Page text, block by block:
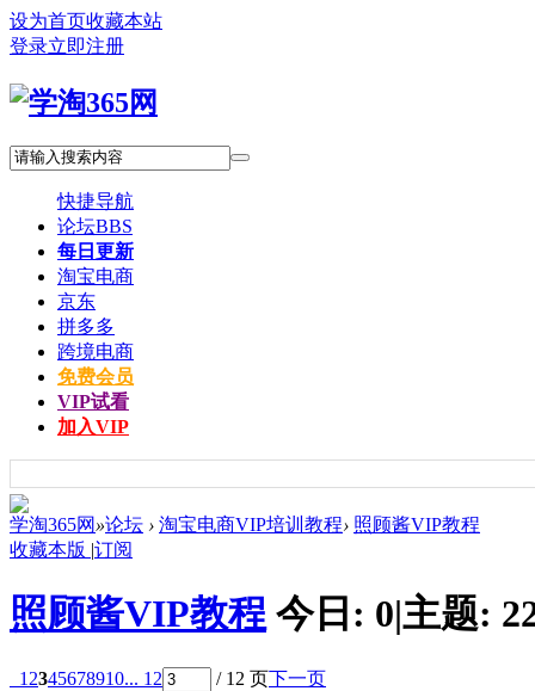
设为首页收藏本站
登录立即注册
快捷导航
论坛BBS
每日更新
淘宝电商
京东
拼多多
跨境电商
免费会员
VIP试看
加入VIP
学淘365网 »论坛 › 淘宝电商VIP培训教程› 照顾酱VIP教程
收藏本版 |订阅
照顾酱VIP教程 今日: 0|主题:
1 2345678910... 12 / 12 页下一页